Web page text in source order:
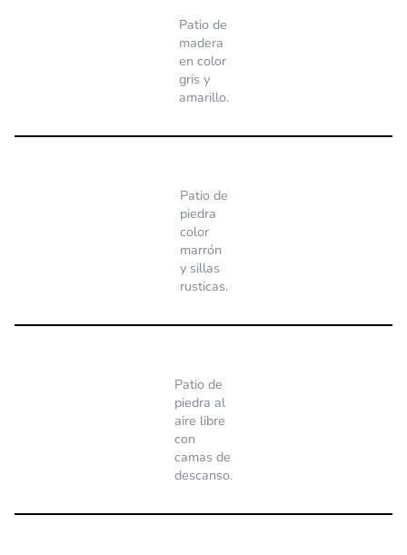
Patio de
madera
en color
gris y
amarillo.
Patio de
piedra
color
marrón
y sillas
rusticas.
Patio de
piedra al
aire libre
con
camas de
descanso.